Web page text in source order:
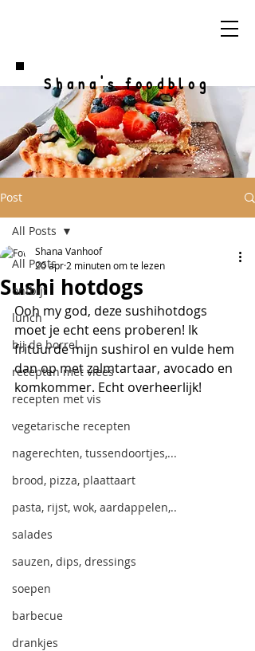
Shana's foodblog
Post
All Posts
ontbijt
lunch
bij de borrel
recepten met vlees
recepten met vis
vegetarische recepten
nagerechten, tussendoortjes,...
brood, pizza, plaattaart
pasta, rijst, wok, aardappelen,..
salades
sauzen, dips, dressings
soepen
barbecue
drankjes
All Posts
Sushi hotdogs
Shana Vanhoof
20 apr 2 minuten om te lezen
Ooh my god, deze sushihotdogs
moet je echt eens proberen! Ik
frituurde mijn sushirol en vulde hem
dan op met zalmtartaar, avocado en
komkommer. Echt overheerlijk!